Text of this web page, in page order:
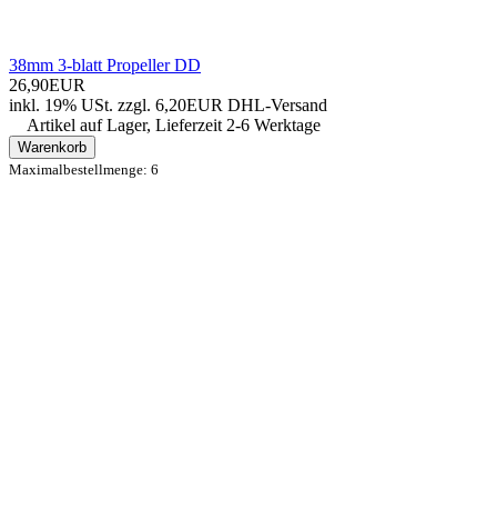
38mm 3-blatt Propeller DD
26,90EUR
inkl. 19% USt. zzgl. 6,20EUR DHL-Versand
Artikel auf Lager, Lieferzeit 2-6 Werktage
Warenkorb
Maximalbestellmenge: 6